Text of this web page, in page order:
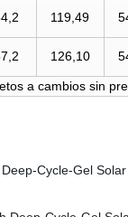
119,49
126,10
a cambios sin